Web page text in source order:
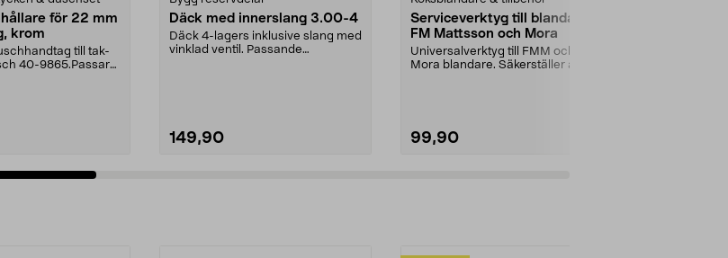
för 22 mm
krom
till tak-
40-9865.Passar
Däck med innerslang 3.00-4
Däck 4-lagers inklusive slang med
vinklad ventil. Passande
149,90
Serviceverktyg till blandare
FM Mattsson och Mora
Universalverktyg till FMM och
Mora blandare. Säkerställer att
99,90